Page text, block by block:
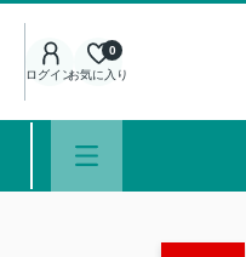
ログインお気に入り
0